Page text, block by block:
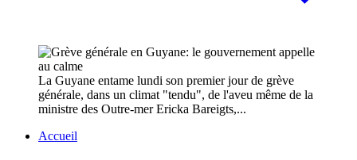
La Guyane entame lundi son premier jour de grève
générale, dans un climat "tendu", de l'aveu même de la
ministre des Outre-mer Ericka Bareigts,...
Accueil